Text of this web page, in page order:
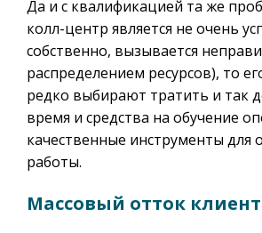
Да и с квалификацией та же
колл-центр является не очень
собственно, вызывается
распределением ресурсов), то
редко выбирают тратить и так
время и средства на обучение
качественные инструменты для
работы.
Массовый отток